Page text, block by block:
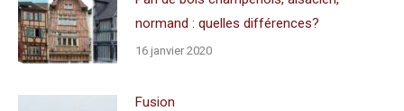
normand : quelles différences?
16 janvier 2020
Fusion